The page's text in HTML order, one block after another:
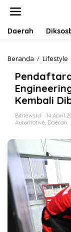
Daerah
Beranda / Lifestyle
Kembali
Bitnews.id
14 April
Automotive, Daerah